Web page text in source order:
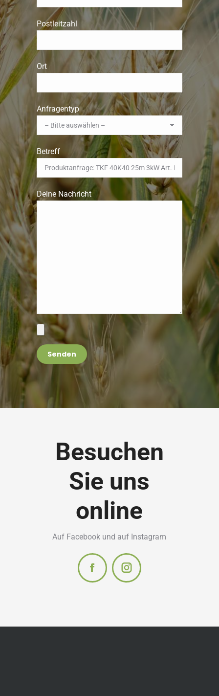
Postleitzahl
Ort
Anfragentyp
Betreff
Deine Nachricht
Besuchen
Sie uns
online
Auf Facebook und auf Instagram
FacebookInstagram